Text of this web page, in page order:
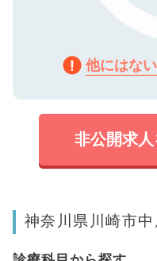
他にはな
非公開求
神奈川県川崎市